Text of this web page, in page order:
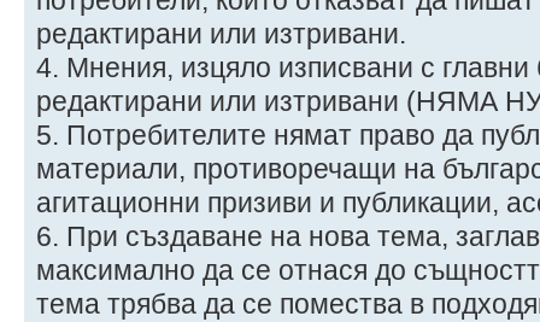
редактирани или изтривани.
4. Мнения, изцяло изписвани с
редактирани или изтривани (НЯМА
5. Потребителите нямат право да
материали, противоречащи на
агитационни призиви и публикации,
6. При създаване на нова тема,
максимално да се отнася до
тема трябва да се помества в